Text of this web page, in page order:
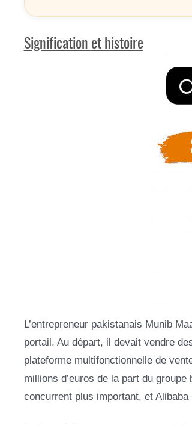
Signification et histoire
L’entrepreneur pakistanais Munib
portail. Au départ, il devait vendre
plateforme multifonctionnelle de
millions d’euros de la part du
concurrent plus important, et